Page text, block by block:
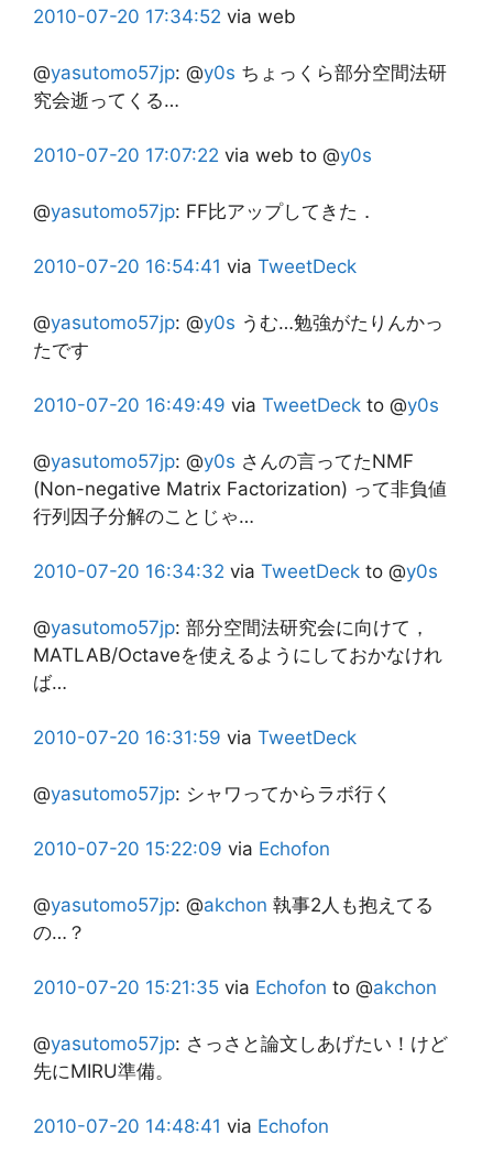
2010-07-20 17:34:52 via web
@yasutomo57jp: @y0s ちょっくら部分空間法研
究会逝ってくる…
2010-07-20 17:07:22 via web to @y0s
@yasutomo57jp: FF比アップしてきた．
2010-07-20 16:54:41 via TweetDeck
@yasutomo57jp: @y0s うむ…勉強がたりんかっ
たです
2010-07-20 16:49:49 via TweetDeck to @y0s
@yasutomo57jp: @y0s さんの言ってたNMF
(Non-negative Matrix Factorization) って非負値
行列因子分解のことじゃ…
2010-07-20 16:34:32 via TweetDeck to @y0s
@yasutomo57jp: 部分空間法研究会に向けて，
MATLAB/Octaveを使えるようにしておかなけれ
ば…
2010-07-20 16:31:59 via TweetDeck
@yasutomo57jp: シャワってからラボ行く
2010-07-20 15:22:09 via Echofon
@yasutomo57jp: @akchon 執事2人も抱えてる
の…？
2010-07-20 15:21:35 via Echofon to @akchon
@yasutomo57jp: さっさと論文しあげたい！けど
先にMIRU準備。
2010-07-20 14:48:41 via Echofon